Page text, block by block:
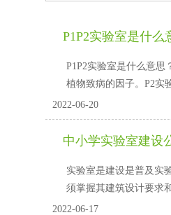
P1P2实验室是什么
P1P2实验室是什么意思
植物致病的因子。P2实
2022-06-20
中小学实验室建设
实验室是建设是普及实验
须掌握其建筑设计要求和规
2022-06-17